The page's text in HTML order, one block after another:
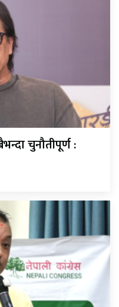
चुनौतीपूर्ण :